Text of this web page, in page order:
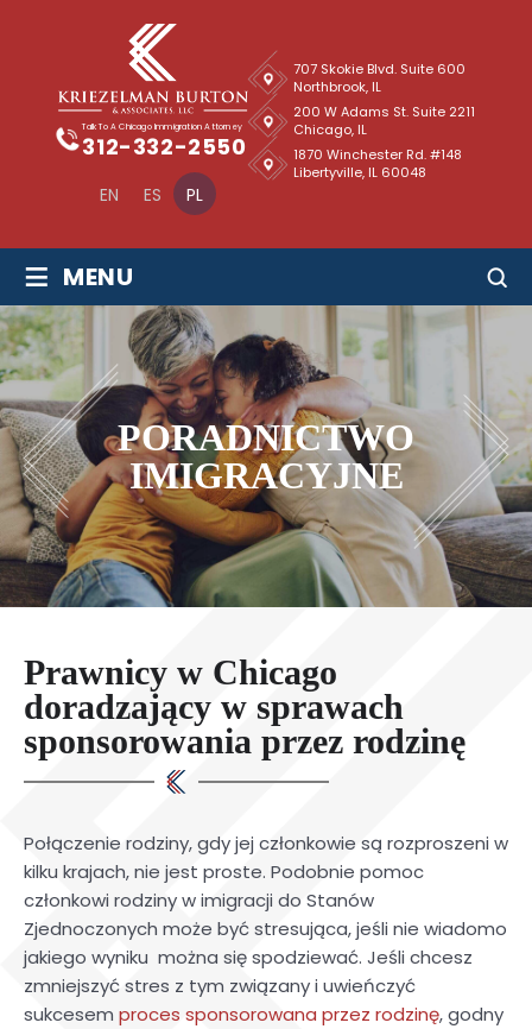
EN ES PL
Talk To A Chicago Immigration Attorney
312-332-2550
707 Skokie Blvd. Suite 600
Northbrook, IL
1870 Winchester Rd. #148
Libertyville, IL 60048
200 W Adams St. Suite 2211
Chicago, IL
≡ MENU
PORADNICTWO
IMIGRACYJNE
Prawnicy w Chicago
doradzający w sprawach
sponsorowania przez rodzinę
Połączenie rodziny, gdy jej członkowie są rozproszeni w
kilku krajach, nie jest proste. Podobnie pomoc
członkowi rodziny w imigracji do Stanów
Zjednoczonych może być stresująca, jeśli nie wiadomo
jakiego wyniku można się spodziewać. Jeśli chcesz
zmniejszyć stres z tym związany i uwieńczyć
sukcesem proces sponsorowana przez rodzinę, godny